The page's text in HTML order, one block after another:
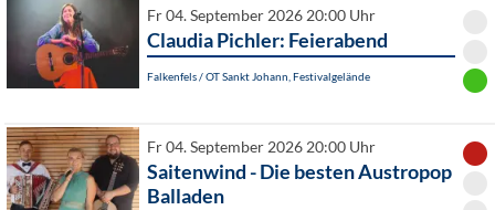
Fr 04. September 2026 20:00 Uhr
Claudia Pichler: Feierabend
Falkenfels / OT Sankt Johann, Festivalgelände
Fr 04. September 2026 20:00 Uhr
Saitenwind - Die besten Austropop
Balladen